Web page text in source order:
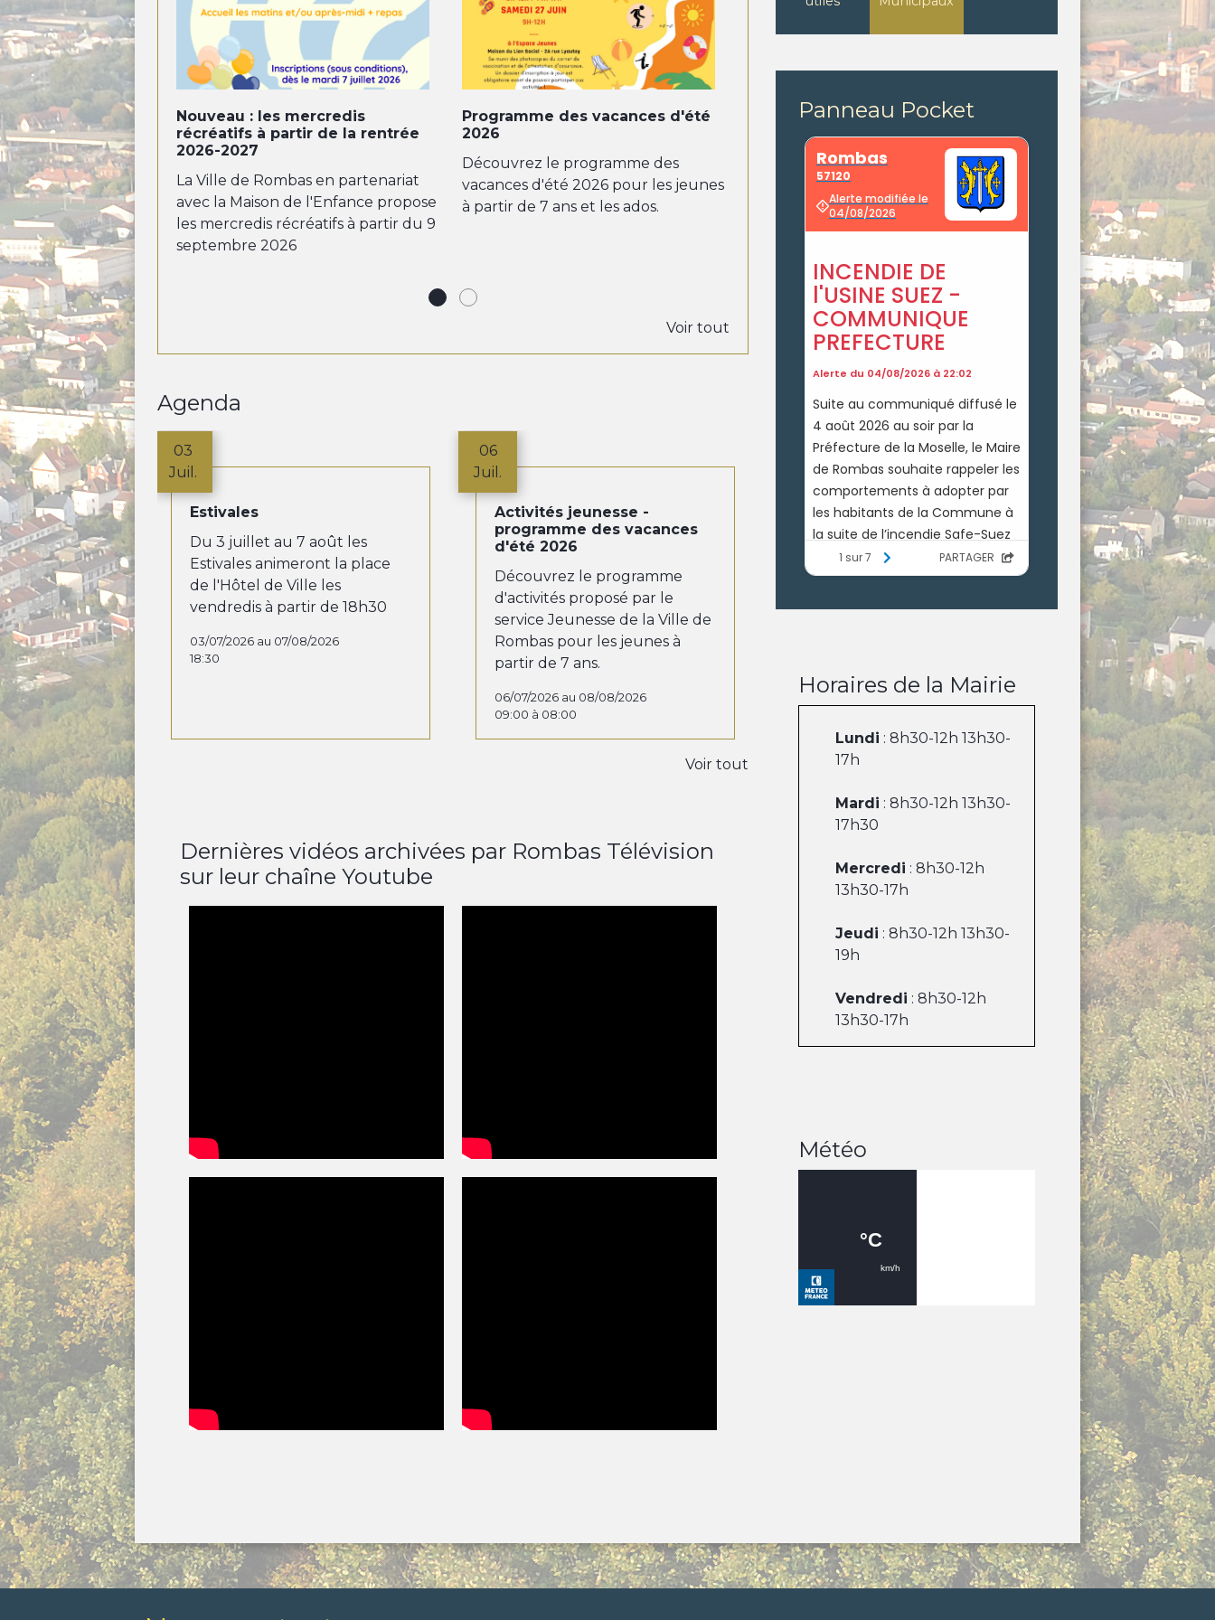
Nouveau : les mercredis
récréatifs à partir de la rentrée
2026-2027
La Ville de Rombas en partenariat
avec la Maison de l'Enfance propose
les mercredis récréatifs à partir du 9
septembre 2026
Programme des vacances d'été
2026
Découvrez le programme des
vacances d'été 2026 pour les jeunes
à partir de 7 ans et les ados.
ESTIVALES
Les 3, 17, 24 et 31 juillet et le 7 août,
retrouvez l'ambiance conviviale et
festive des Estivales sur la place de
l'Hôtel de Ville
Programme de la
culturelle 2026-27
Découvrez l'intégralité
programmation des
culturelles de la Ville
Voir tout
Agenda
03
Juil.
Estivales
Du 3 juillet au 7 août les
Estivales animeront la place
de l'Hôtel de Ville les
vendredis à partir de 18h30
03/07/2026 au 07/08/2026
18:30
06
Juil.
Activités jeunesse -
programme des vacances
d'été 2026
Découvrez le programme
d'activités proposé par le
service Jeunesse de la Ville de
Rombas pour les jeunes à
partir de 7 ans.
06/07/2026 au 08/08/2026
09:00 à 08:00
Voir tout
Dernières vidéos archivées par Rombas Télévision
sur leur chaîne Youtube
Panneau Pocket
Horaires de la Mairie
Lundi : 8h30-12h 13h30-
17h
Mardi : 8h30-12h 13h30-
17h30
Mercredi : 8h30-12h
13h30-17h
Jeudi : 8h30-12h 13h30-
19h
Vendredi : 8h30-12h
13h30-17h
Météo